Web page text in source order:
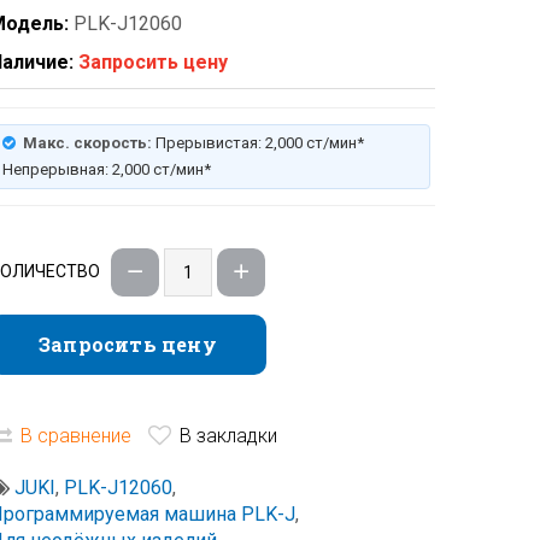
PLK-J12060
Запросить цену
Макс. скорость: Прерывистая: 2,000 ст/мин*
Непрерывная: 2,000 ст/мин*
Запросить цену
Запросить цену
В сравнение В закладки
JUKI, PLK-J12060,
машина PLK-J,